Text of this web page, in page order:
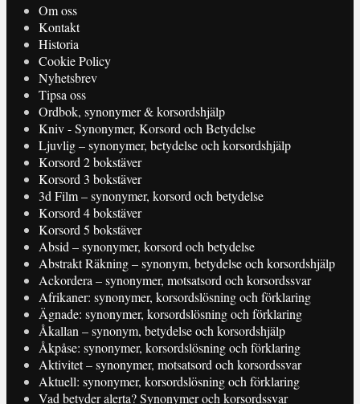
Om oss
Kontakt
Historia
Cookie Policy
Nyhetsbrev
Tipsa oss
Ordbok, synonymer & korsordshjälp
Kniv - Synonymer, Korsord och Betydelse
Ljuvlig – synonymer, betydelse och korsordshjälp
Korsord 2 bokstäver
Korsord 3 bokstäver
3d Film – synonymer, korsord och betydelse
Korsord 4 bokstäver
Korsord 5 bokstäver
Absid – synonymer, korsord och betydelse
Abstrakt Räkning – synonym, betydelse och korsordshjälp
Ackordera – synonymer, motsatsord och korsordssvar
Afrikaner: synonymer, korsordslösning och förklaring
Ägnade: synonymer, korsordslösning och förklaring
Åkallan – synonym, betydelse och korsordshjälp
Åkpåse: synonymer, korsordslösning och förklaring
Aktivitet – synonymer, motsatsord och korsordssvar
Aktuell: synonymer, korsordslösning och förklaring
Vad betyder alerta? Synonymer och korsordssvar